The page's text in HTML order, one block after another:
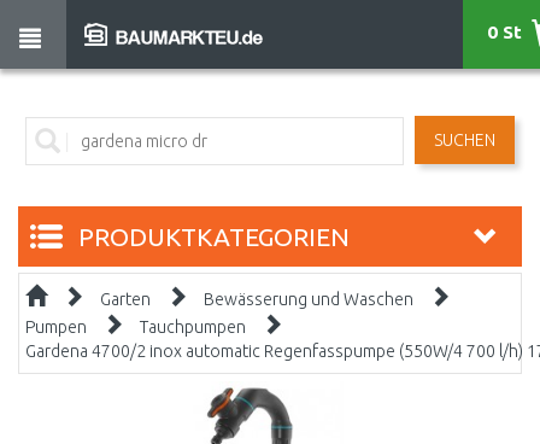
SUCHEN
0 St
PRODUKTKATEGORIEN
Garten
Bewässerung und Waschen
Pumpen
Tauchpumpen
Gardena 4700/2 inox automatic Regenfasspumpe (550W/4 700 l/h)